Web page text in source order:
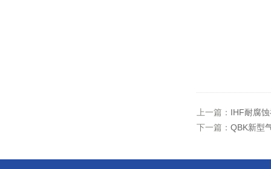
上一篇： IHF耐腐
下一篇： QBK新型